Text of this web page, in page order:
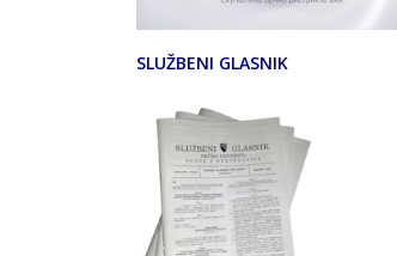
SLUŽBENI GLASNIK